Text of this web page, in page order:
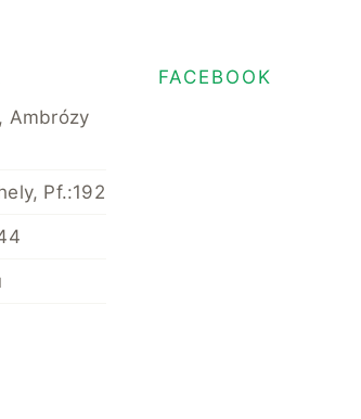
Ambrózy
Pf.:192
FACEBOOK